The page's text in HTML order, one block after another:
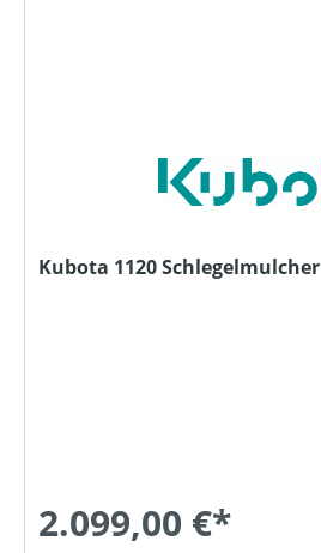
Kubota 1120 Schlegelmulcher
2.099,00 €*